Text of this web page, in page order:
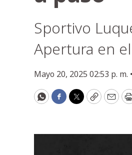
Sportivo
Apertura en
Mayo 20, 2025 02:53 p. m. •
WhatsApp
Facebook
Twitter
Copy